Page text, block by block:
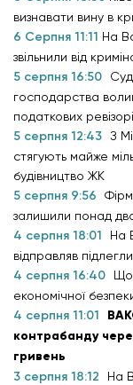
визнавати вину в
6 Серпня 11:11 На
звільнили від
5 серпня 16:50
господарства
податкових
5 серпня 12:43 З
стягують майже
будівництво ЖК
5 серпня 9:56
залишили понад
4 серпня 18:01
На
відправляв
4 серпня 16:40
Що
економічної
4 серпня 11:01
контрабанду
гривень
3 серпня 18:12
На